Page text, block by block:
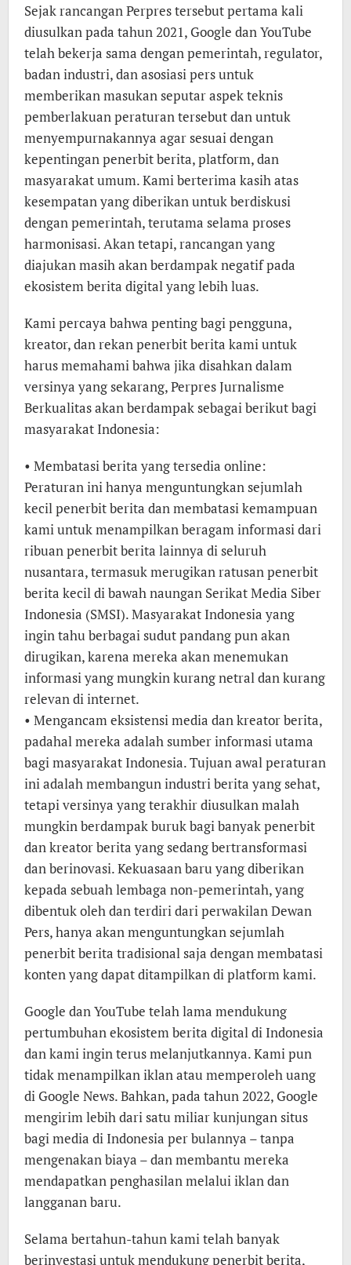
Sejak rancangan Perpres tersebut pertama kali
diusulkan pada tahun 2021, Google dan YouTube
telah bekerja sama dengan pemerintah, regulator,
badan industri, dan asosiasi pers untuk
memberikan masukan seputar aspek teknis
pemberlakuan peraturan tersebut dan untuk
menyempurnakannya agar sesuai dengan
kepentingan penerbit berita, platform, dan
masyarakat umum. Kami berterima kasih atas
kesempatan yang diberikan untuk berdiskusi
dengan pemerintah, terutama selama proses
harmonisasi. Akan tetapi, rancangan yang
diajukan masih akan berdampak negatif pada
ekosistem berita digital yang lebih luas.
Kami percaya bahwa penting bagi pengguna,
kreator, dan rekan penerbit berita kami untuk
harus memahami bahwa jika disahkan dalam
versinya yang sekarang, Perpres Jurnalisme
Berkualitas akan berdampak sebagai berikut bagi
masyarakat Indonesia:
• Membatasi berita yang tersedia online:
Peraturan ini hanya menguntungkan sejumlah
kecil penerbit berita dan membatasi kemampuan
kami untuk menampilkan beragam informasi dari
ribuan penerbit berita lainnya di seluruh
nusantara, termasuk merugikan ratusan penerbit
berita kecil di bawah naungan Serikat Media Siber
Indonesia (SMSI). Masyarakat Indonesia yang
ingin tahu berbagai sudut pandang pun akan
dirugikan, karena mereka akan menemukan
informasi yang mungkin kurang netral dan kurang
relevan di internet.
• Mengancam eksistensi media dan kreator berita,
padahal mereka adalah sumber informasi utama
bagi masyarakat Indonesia. Tujuan awal peraturan
ini adalah membangun industri berita yang sehat,
tetapi versinya yang terakhir diusulkan malah
mungkin berdampak buruk bagi banyak penerbit
dan kreator berita yang sedang bertransformasi
dan berinovasi. Kekuasaan baru yang diberikan
kepada sebuah lembaga non-pemerintah, yang
dibentuk oleh dan terdiri dari perwakilan Dewan
Pers, hanya akan menguntungkan sejumlah
penerbit berita tradisional saja dengan membatasi
konten yang dapat ditampilkan di platform kami.
Google dan YouTube telah lama mendukung
pertumbuhan ekosistem berita digital di Indonesia
dan kami ingin terus melanjutkannya. Kami pun
tidak menampilkan iklan atau memperoleh uang
di Google News. Bahkan, pada tahun 2022, Google
mengirim lebih dari satu miliar kunjungan situs
bagi media di Indonesia per bulannya – tanpa
mengenakan biaya – dan membantu mereka
mendapatkan penghasilan melalui iklan dan
langganan baru.
Selama bertahun-tahun kami telah banyak
berinvestasi untuk mendukung penerbit berita,